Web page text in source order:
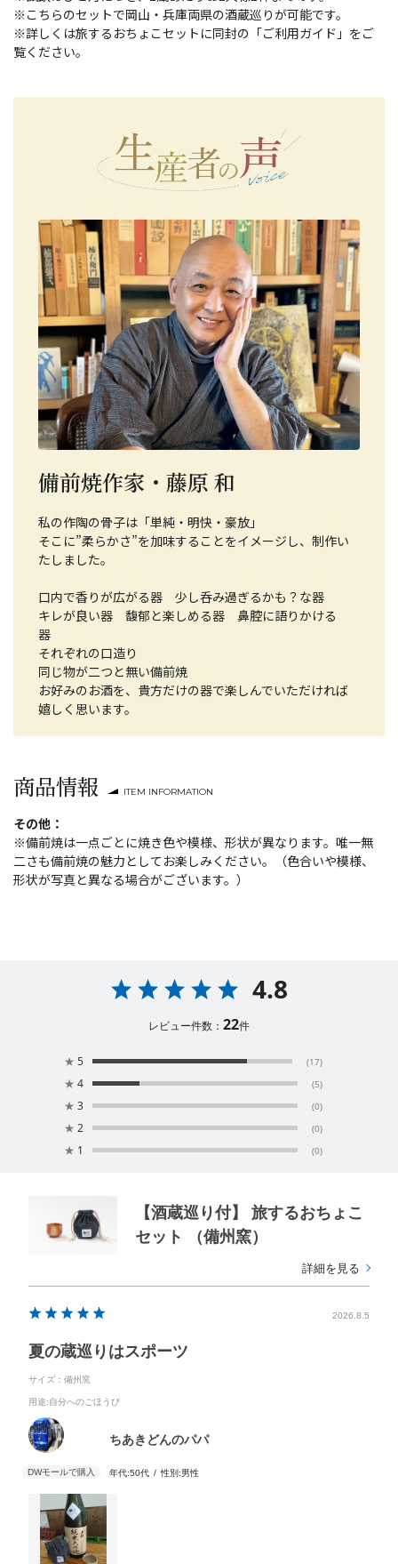
※こちらのセットで岡山・兵庫両県の酒蔵巡りが可能です。
※詳しくは旅するおちょこセットに同封の「ご利用ガイド」をご
覧ください。
備前焼作家・藤原 和
私の作陶の骨子は「単純・明快・豪放」
そこに”柔らかさ”を加味することをイメージし、制作い
たしました。
口内で香りが広がる器 少し呑み過ぎるかも？な器
キレが良い器 馥郁と楽しめる器 鼻腔に語りかける
器
それぞれの口造り
同じ物が二つと無い備前焼
お好みのお酒を、貴方だけの器で楽しんでいただければ
嬉しく思います。
商品情報 ITEM INFORMATION
その他：
※備前焼は一点ごとに焼き色や模様、形状が異なります。唯一無
二さも備前焼の魅力としてお楽しみください。（色合いや模様、
形状が写真と異なる場合がございます。）
4.8
レビュー件数： 22件
★ 5 (17)
★ 4 (5)
★ 3 (0)
★ 2 (0)
★ 1 (0)
【酒蔵巡り付】 旅するおちょこ
セット （備州窯）
詳細を見る
2026.8.5
夏の蔵巡りはスポーツ
サイズ：備州窯
用途:自分へのごほうび
ちあきどんのパパ
年代:50代 性別:男性